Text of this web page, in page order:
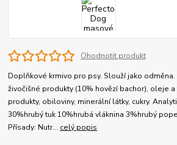
Ohodnotit produkt
Doplňkové krmivo pro psy. Slouží jako
živočišné produkty (10% hovězí bachor), oleje
produkty, obiloviny, minerální látky, cukry.
30%hrubý tuk 10%hrubá vláknina 3%hrubý
Přísady: Nutr... celý popis